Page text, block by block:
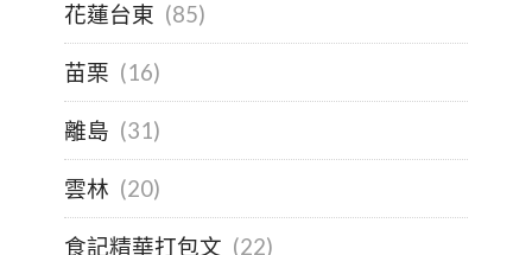
花蓮台東 (85)
苗栗 (16)
離島 (31)
雲林 (20)
食記精華打包文 (22)